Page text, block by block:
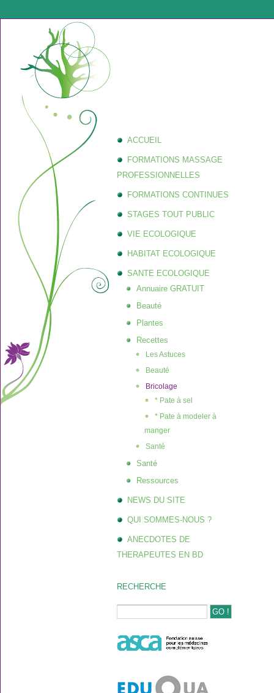
ACCUEIL
FORMATIONS MASSAGE
PROFESSIONNELLES
FORMATIONS CONTINUES
STAGES TOUT PUBLIC
VIE ECOLOGIQUE
HABITAT ECOLOGIQUE
SANTE ECOLOGIQUE
Annuaire GRATUIT
Beauté
Plantes
Recettes
Les Astuces
Beauté
Bricolage
* Pate à sel
* Pate à modeler à
manger
Santé
Santé
Ressources
NEWS DU SITE
QUI SOMMES-NOUS ?
ANECDOTES DE
THERAPEUTES EN BD
RECHERCHE